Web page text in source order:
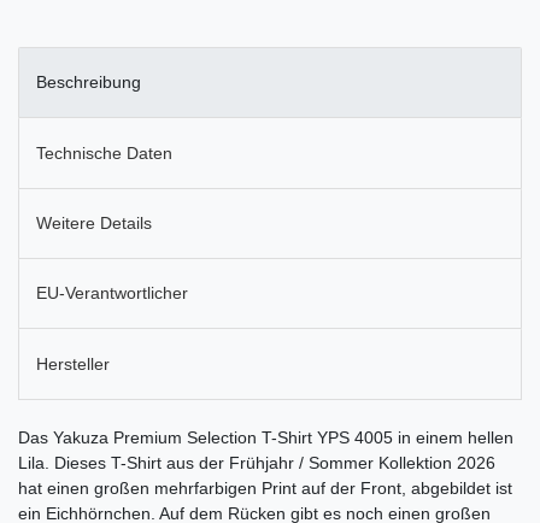
Beschreibung
Technische Daten
Weitere Details
EU-Verantwortlicher
Hersteller
Das Yakuza Premium Selection T-Shirt YPS 4005 in einem hellen
Lila. Dieses T-Shirt aus der Frühjahr / Sommer Kollektion 2026
hat einen großen mehrfarbigen Print auf der Front, abgebildet ist
ein Eichhörnchen. Auf dem Rücken gibt es noch einen großen